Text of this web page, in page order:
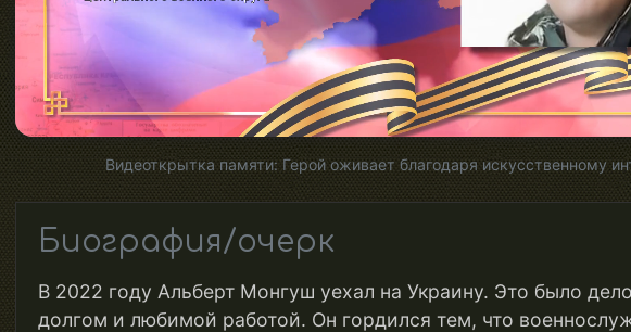
Видеоткрытка памяти: Герой оживает благодаря искусственному
Биография/очерк
В 2022 году Альберт Монгуш уехал на Украину. Это было
долгом и любимой работой. Он гордился тем, что